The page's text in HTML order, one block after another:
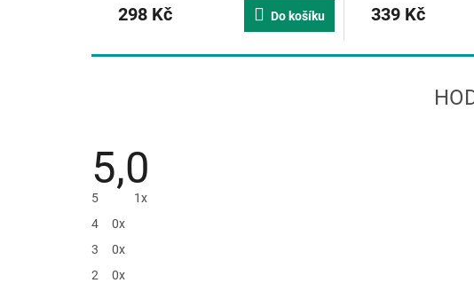
298 Kč
Do košíku
339 Kč
5,0
5
1x
4
0x
3
0x
2
0x